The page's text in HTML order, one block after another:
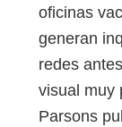
oficinas
generan
redes
visual muy
Parsons